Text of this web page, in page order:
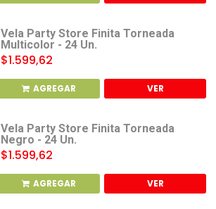
Vela Party Store Finita Torneada
Multicolor - 24 Un.
$1.599,62
AGREGAR VER
Vela Party Store Finita Torneada
Negro - 24 Un.
$1.599,62
AGREGAR VER